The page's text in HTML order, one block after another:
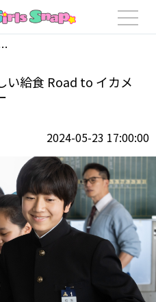
写真 4/17】映画『おいしい給食
い給食 Road to イカメ
2024-05-23 17:00:00